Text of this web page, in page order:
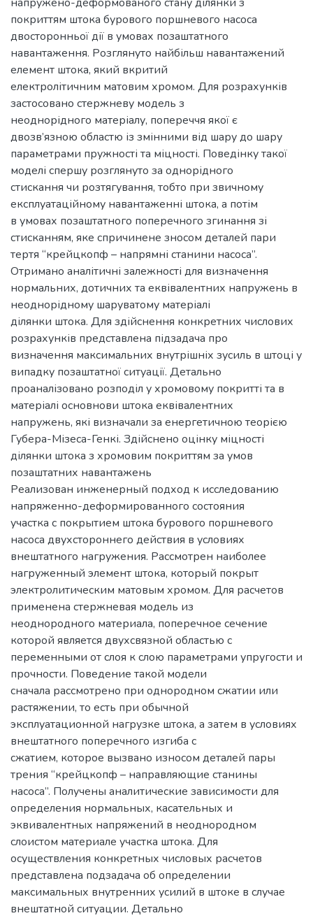
покриттям штока бурового поршневого насоса
двосторонньої дії в умовах позаштатного
навантаження. Розглянуто найбільш навантажений
елемент штока, який вкритий
електролітичним матовим хромом. Для розрахунків
застосовано стержневу модель з
неоднорідного матеріалу, попереччя якої є
двозв’язною областю із змінними від шару до шару
параметрами пружності та міцності. Поведінку такої
моделі спершу розглянуто за однорідного
стискання чи розтягування, тобто при звичному
експлуатаційному навантаженні штока, а потім
в умовах позаштатного поперечного згинання зі
стисканням, яке спричинене зносом деталей пари
тертя “крейцкопф – напрямні станини насоса”.
Отримано аналітичні залежності для визначення
нормальних, дотичних та еквівалентних напружень в
неоднорідному шаруватому матеріалі
ділянки штока. Для здійснення конкретних числових
розрахунків представлена підзадача про
визначення максимальних внутрішніх зусиль в штоці у
випадку позаштатної ситуації. Детально
проаналізовано розподіл у хромовому покритті та в
матеріалі основнови штока еквівалентних
напружень, які визначали за енергетичною теорією
Губера-Мізеса-Генкі. Здійснено оцінку міцності
ділянки штока з хромовим покриттям за умов
позаштатних навантажень
Реализован инженерный подход к исследованию
напряженно-деформированного состояния
участка с покрытием штока бурового поршневого
насоса двухстороннего действия в условиях
внештатного нагружения. Рассмотрен наиболее
нагруженный элемент штока, который покрыт
электролитическим матовым хромом. Для расчетов
применена стержневая модель из
неоднородного материала, поперечное сечение
которой является двухсвязной областью с
переменными от слоя к слою параметрами упругости и
прочности. Поведение такой модели
сначала рассмотрено при однородном сжатии или
растяжении, то есть при обычной
эксплуатационной нагрузке штока, а затем в условиях
внештатного поперечного изгиба с
сжатием, которое вызвано износом деталей пары
трения “крейцкопф – направляющие станины
насоса”. Получены аналитические зависимости для
определения нормальных, касательных и
эквивалентных напряжений в неоднородном
слоистом материале участка штока. Для
осуществления конкретных числовых расчетов
представлена подзадача об определении
максимальных внутренних усилий в штоке в случае
внештатной ситуации. Детально